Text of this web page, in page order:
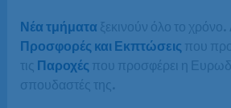
Νέα τμήματα ξεκινούν όλο το χρόνο.
Προσφορές και Εκπτώσεις που
τις Παροχές που προσφέρει η
σπουδαστές της.